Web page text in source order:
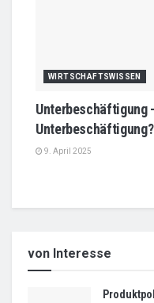
WIRTSCHAFTSWISSEN
Unterbeschäftigung
Unterbeschäftigung?
9. April 2025
von Interesse